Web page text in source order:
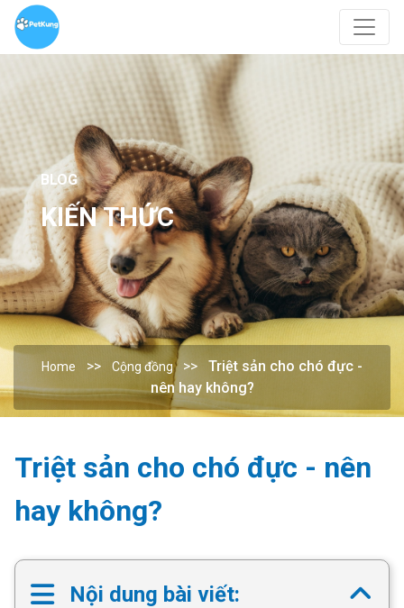
BLOG
KIẾN THỨC
Home Cộng đồng
Triệt sản cho chó đực -
nên hay không?
Triệt sản cho chó đực - nên
hay không?
Nội dung bài viết: